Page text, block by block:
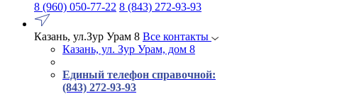
8 (960) 050-77-22 8 (843) 272-93-93
Казань, ул.Зур Урам 8 Все контакты
Казань, ул. Зур Урам, дом 8
Единый телефон справочной:
(843) 272-93-93